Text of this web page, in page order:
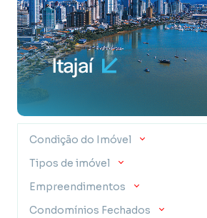
Condição do Imóvel
Tipos de imóvel
Empreendimentos
Condomínios Fechados